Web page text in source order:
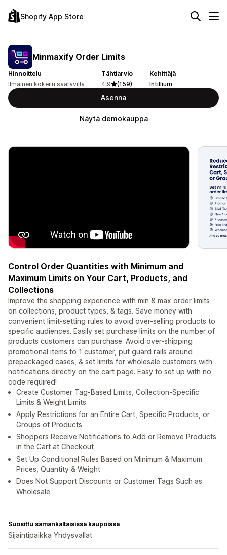
Shopify App Store
Minmaxify Order Limits
Hinnoittelu
Ilmainen kokeilu saatavilla
Tähtiarvio
4,9
(159)
Kehittäjä
Intillium
Asenna
Näytä demokauppa
Control Order Quantities with Minimum and
Maximum Limits on Your Cart, Products, and
Collections
Improve the shopping experience with min & max order limits
on collections, product types, & tags. Save money with
convenient limit-setting rules to avoid over-selling products to
specific audiences. Easily set purchase limits on the number of
products customers can purchase. Avoid over-shipping
promotional items to 1 customer, put guard rails around
prepackaged cases, & set limits for wholesale customers with
notifications directly on the cart page. Easy to set up with no
code required!
Create Customer Tag-Based Limits, Collection-Specific
Limits & Weight Limits
Apply Restrictions for an Entire Cart, Specific Products, or
Groups of Products
Shoppers Receive Notifications to Add or Remove Products
in the Cart at Checkout
Set Up Conditional Rules Based on Minimum & Maximum
Prices, Quantity & Weight
Does Not Support Discounts or Customer Tags Such as
Wholesale
Suosittu samankaltaisissa kaupoissa
Sijaintipaikka Yhdysvallat